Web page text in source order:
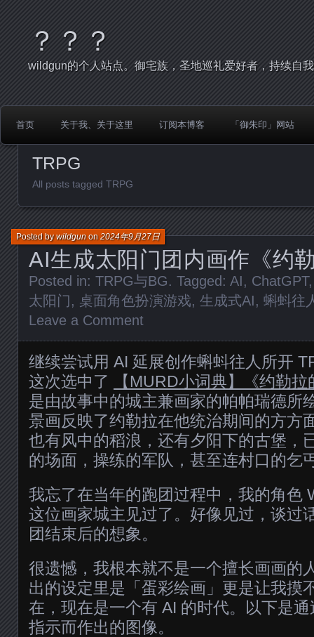
？？？
wildgun的个人站点。御宅族，圣地巡礼爱好者，持续自
首页 关于我、关于这里 订阅本博客 「御朱印」网站
TRPG
All posts tagged TRPG
AI生成太阳门团内画作《约
Posted bywildgunon2024年9月27日
Posted in: TRPG与BG. Tagged: AI, ChatGPT
太阳门, 桌面角色扮演游戏, 生成式AI, 蝌蚪往
Leave a Comment
继续尝试用 AI 延展创作蝌蚪往人所开
这次选中了
【MURD小词典】《约勒
是由故事中的城主兼画家的帕帕瑞德
景画反映了约勒拉在他统治期间的方方
也有风中的稻浪，还有夕阳下的古堡，
的场面，操练的军队，甚至连村口的乞
我忘了在当年的跑团过程中，我的角色
这位画家城主见过了。好像见过，谈过
团结束后的想象。
很遗憾，我根本就不是一个擅长画画的
出的设定里是「蛋彩绘画」更是让我摸
在，现在是一个有 AI 的时代。以下是
指示而作出的图像。